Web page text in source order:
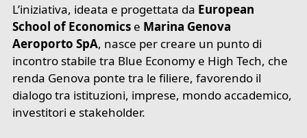
L’iniziativa, ideata e progettata da European
School of Economics e Marina Genova
Aeroporto SpA, nasce per creare un punto di
incontro stabile tra Blue Economy e High Tech, che
renda Genova ponte tra le filiere, favorendo il
dialogo tra istituzioni, imprese, mondo accademico,
investitori e stakeholder.